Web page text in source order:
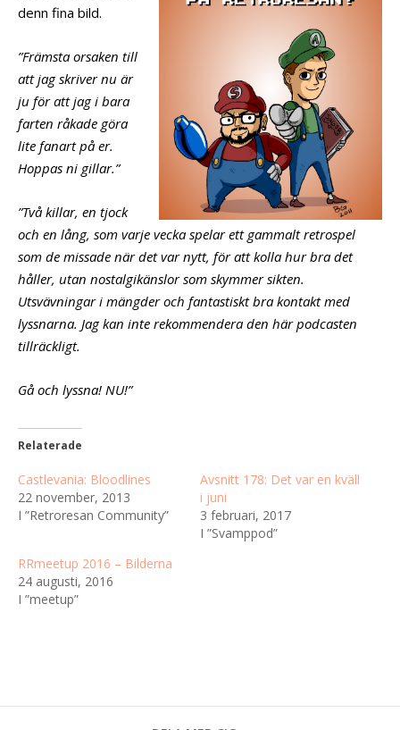
denn fina bild.
”Främsta orsaken till
att jag skriver nu är
ju för att jag i bara
farten råkade göra
lite fanart på er.
Hoppas ni gillar.”
”Två killar, en tjock
och en lång, som varje vecka spelar ett gammalt retrospel
som de missade när det var nytt, för att kolla hur bra det
håller, utan nostalgikänslor som skymmer sikten.
Utsvävningar i mängder och fantastiskt bra kontakt med
lyssnarna. Jag kan inte rekommendera den här podcasten
tillräckligt.
Gå och lyssna! NU!”
Relaterade
Castlevania: Bloodlines
22 november, 2013
I ”Retroresan Community”
Avsnitt 178: Det var en kväll
i juni
3 februari, 2017
I ”Svamppod”
RRmeetup 2016 – Bilderna
24 augusti, 2016
I ”meetup”